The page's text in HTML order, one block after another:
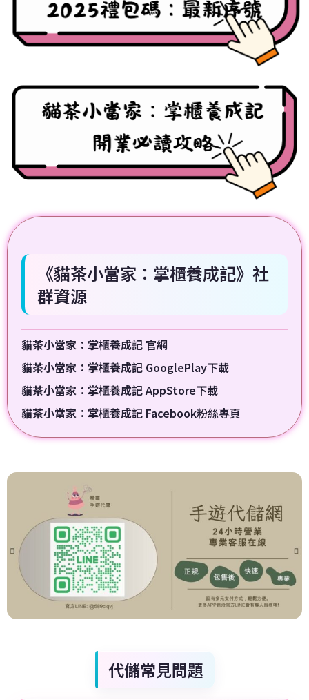
《貓茶小當家：掌櫃養成記》社
群資源
貓茶小當家：掌櫃養成記 官網
貓茶小當家：掌櫃養成記 GooglePlay下載
貓茶小當家：掌櫃養成記 AppStore下載
貓茶小當家：掌櫃養成記 Facebook粉絲專頁
代儲常見問題